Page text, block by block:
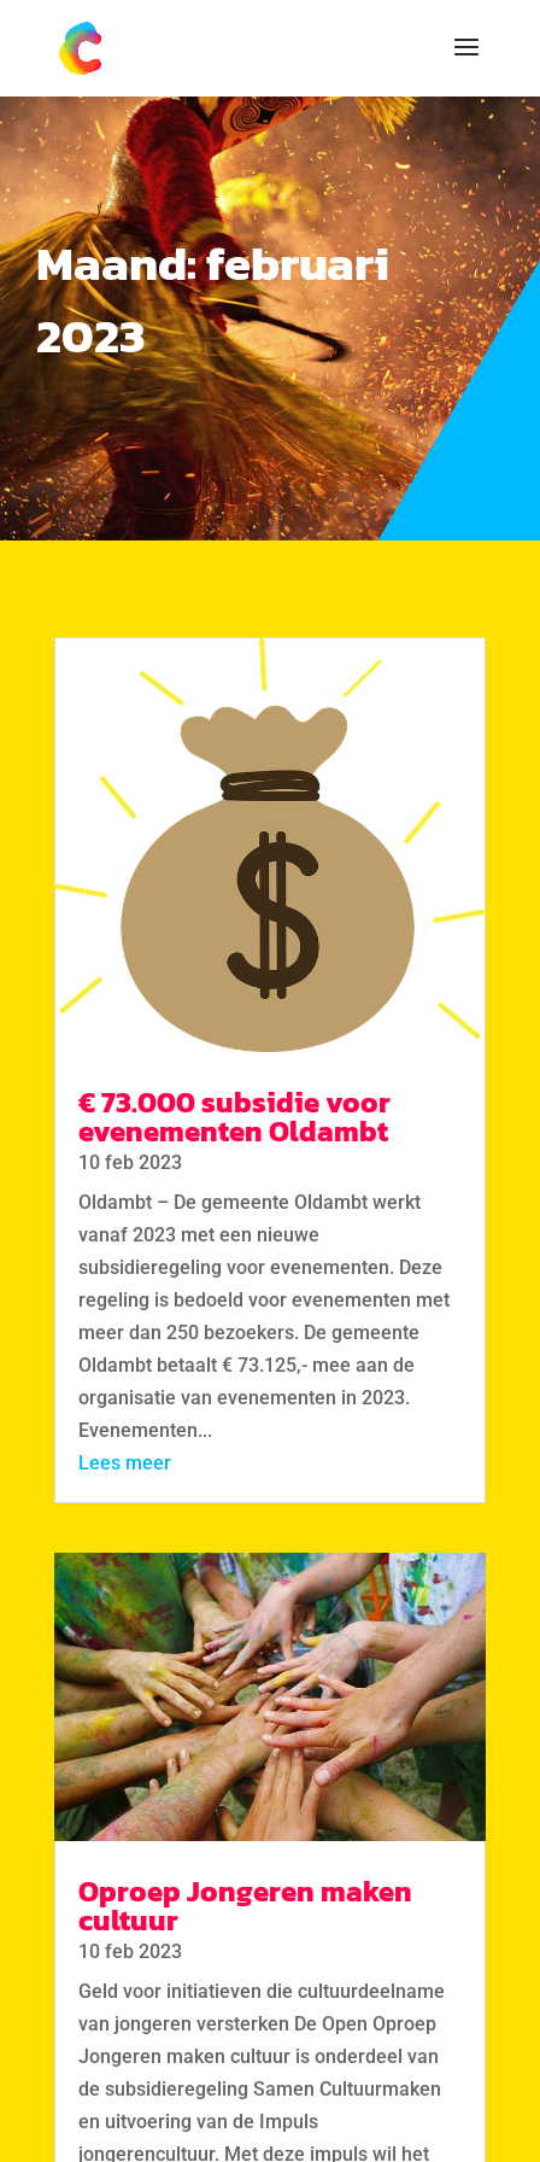
Maand:februari
2023
€ 73.000 subsidie voor
evenementen Oldambt
10 feb 2023
Oldambt – De gemeente Oldambt werkt
vanaf 2023 met een nieuwe
subsidieregeling voor evenementen. Deze
regeling is bedoeld voor evenementen met
meer dan 250 bezoekers. De gemeente
Oldambt betaalt € 73.125,- mee aan de
organisatie van evenementen in 2023.
Evenementen...
Lees meer
Oproep Jongeren maken
cultuur
10 feb 2023
Geld voor initiatieven die cultuurdeelname
van jongeren versterken De Open Oproep
Jongeren maken cultuur is onderdeel van
de subsidieregeling Samen Cultuurmaken
en uitvoering van de Impuls
jongerencultuur. Met deze impuls wil het